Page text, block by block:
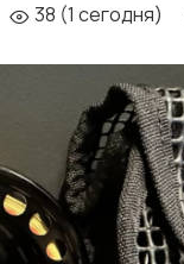
38 (1 сегодня)